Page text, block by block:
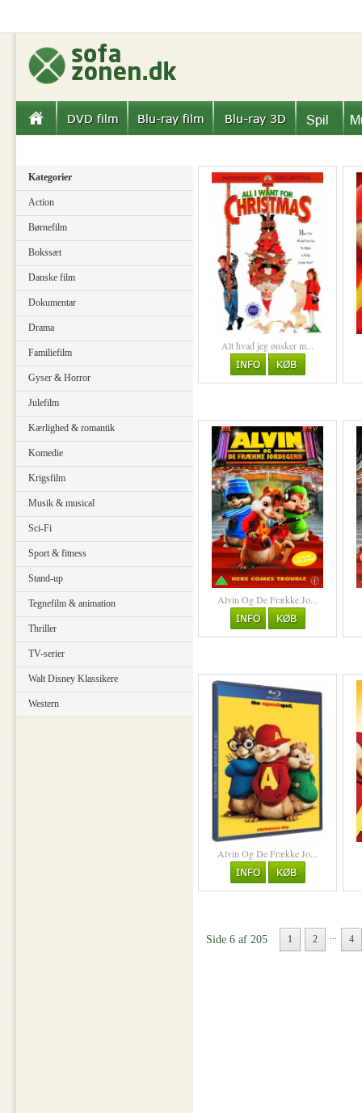
Kategorier
Action
Børnefilm
Bokssæt
Danske film
Dokumentar
Drama
Familiefilm
Gyser & Horror
Julefilm
Kærlighed & romantik
Komedie
Krigsfilm
Musik & musical
Sci-Fi
Sport & fitness
Stand-up
Tegnefilm & animation
Thriller
TV-serier
Walt Disney Klassikere
Western
Alt hvad jeg ønsker m...
Alvin Og De Frække Jo...
Alvin Og De Frække Jo...
Side 6 af 205 1 2 ... 4